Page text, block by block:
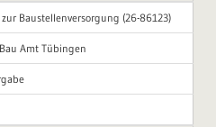
Baustellenversorgung (26-86123)
Amt Tübingen